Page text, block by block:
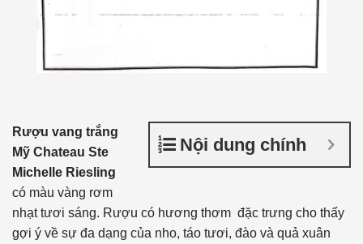
Nội dung chính
Rượu vang trắng
Mỹ Chateau Ste
Michelle Riesling
có màu vàng rơm
nhạt tươi sáng. Rượu có hương thơm đặc trưng cho thấy
gợi ý về sự đa dạng của nho, táo tươi, đào và quả xuân